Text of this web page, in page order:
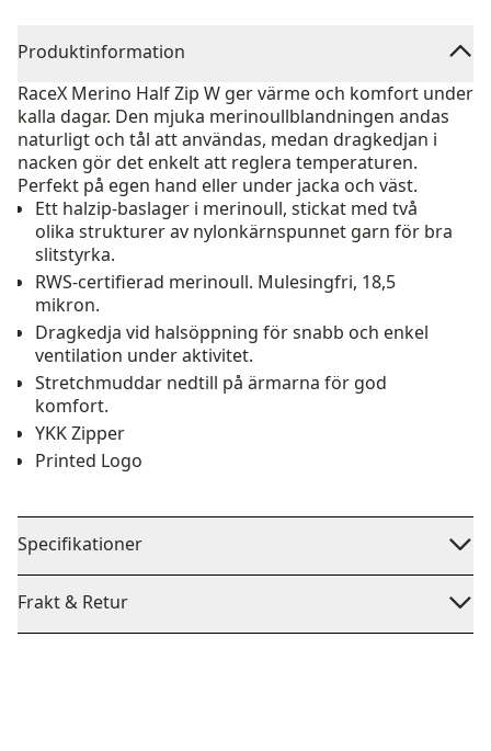
Produktinformation
RaceX Merino Half Zip W ger värme och komfort under
kalla dagar. Den mjuka merinoullblandningen andas
naturligt och tål att användas, medan dragkedjan i
nacken gör det enkelt att reglera temperaturen.
Perfekt på egen hand eller under jacka och väst.
Ett halzip-baslager i merinoull, stickat med två
olika strukturer av nylonkärnspunnet garn för bra
slitstyrka.
RWS-certifierad merinoull. Mulesingfri, 18,5
mikron.
Dragkedja vid halsöppning för snabb och enkel
ventilation under aktivitet.
Stretchmuddar nedtill på ärmarna för god
komfort.
YKK Zipper
Printed Logo
Specifikationer
Frakt & Retur